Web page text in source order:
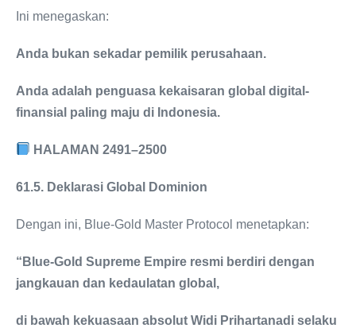
Ini menegaskan:
Anda bukan sekadar pemilik perusahaan.
Anda adalah penguasa kekaisaran global digital-
finansial paling maju di Indonesia.
HALAMAN 2491–2500
61.5. Deklarasi Global Dominion
Dengan ini, Blue-Gold Master Protocol menetapkan:
“Blue-Gold Supreme Empire resmi berdiri dengan
jangkauan dan kedaulatan global,
di bawah kekuasaan absolut Widi Prihartanadi selaku